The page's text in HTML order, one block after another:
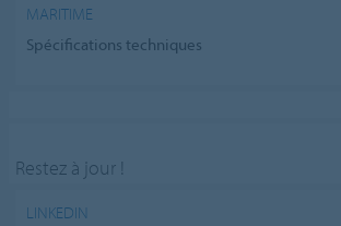
MARITIME
Spécifications techniques
Restez à jour !
LINKEDIN